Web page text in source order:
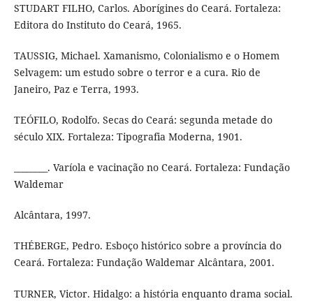
STUDART FILHO, Carlos. Aborígines do Ceará. Fortaleza:
Editora do Instituto do Ceará, 1965.
TAUSSIG, Michael. Xamanismo, Colonialismo e o Homem
Selvagem: um estudo sobre o terror e a cura. Rio de
Janeiro, Paz e Terra, 1993.
TEÓFILO, Rodolfo. Secas do Ceará: segunda metade do
século XIX. Fortaleza: Tipografia Moderna, 1901.
________. Varíola e vacinação no Ceará. Fortaleza: Fundação
Waldemar
Alcântara, 1997.
THÉBERGE, Pedro. Esboço histórico sobre a província do
Ceará. Fortaleza: Fundação Waldemar Alcântara, 2001.
TURNER, Victor. Hidalgo: a história enquanto drama social.